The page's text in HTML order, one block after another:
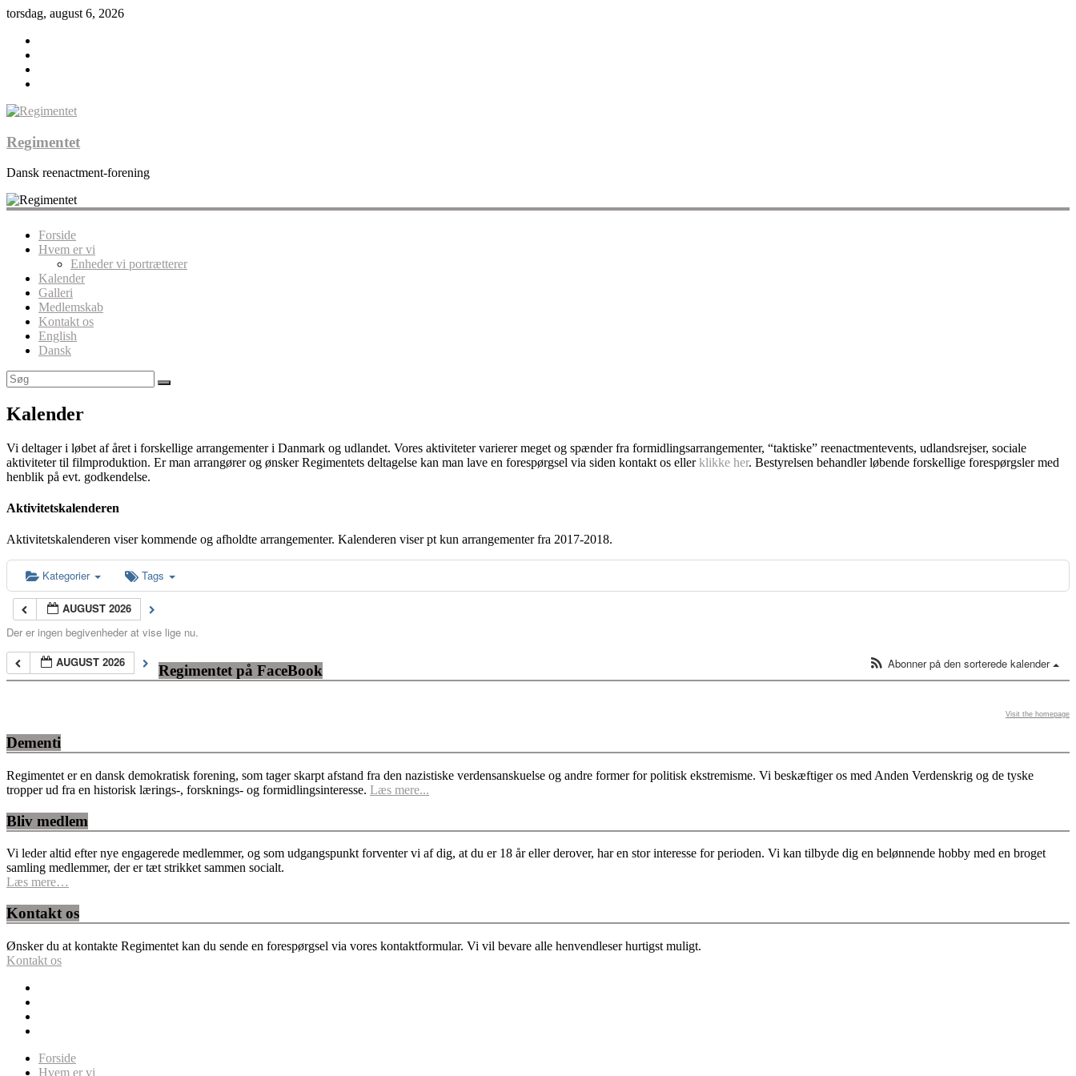
torsdag, august 6, 2026
Regimentet
Dansk reenactment-forening
Forside
Hvem er vi
Enheder vi portrætterer
Kalender
Galleri
Medlemskab
Kontakt os
English
Dansk
Kalender
Vi deltager i løbet af året i forskellige arrangementer i Danmark og udlandet. Vores aktiviteter varierer meget og spænder fra formidlingsarrangementer, “taktiske” reenactmentevents, udlandsrejser, sociale
aktiviteter til filmproduktion. Er man arrangører og ønsker Regimentets deltagelse kan man lave en forespørgsel via siden kontakt os ellerklikke her. Bestyrelsen behandler løbende forskellige forespørgsler med
henblik på evt. godkendelse.
Aktivitetskalenderen
Aktivitetskalenderen viser kommende og afholdte arrangementer. Kalenderen viser pt kun arrangementer fra 2017-2018.
Kategorier Tags
AUGUST 2026
Der er ingen begivenheder at vise lige nu.
AUGUST 2026
Abonner på den sorterede kalender
Regimentet på FaceBook
Visit the homepage
Dementi
Regimentet er en dansk demokratisk forening, som tager skarpt afstand fra den nazistiske verdensanskuelse og andre former for politisk ekstremisme. Vi beskæftiger os med Anden Verdenskrig og de tyske
tropper ud fra en historisk lærings-, forsknings- og formidlingsinteresse. Læs mere...
Bliv medlem
Vi leder altid efter nye engagerede medlemmer, og som udgangspunkt forventer vi af dig, at du er 18 år eller derover, har en stor interesse for perioden. Vi kan tilbyde dig en belønnende hobby med en broget
samling medlemmer, der er tæt strikket sammen socialt.
Læs mere…
Kontakt os
Ønsker du at kontakte Regimentet kan du sende en forespørgsel via vores kontaktformular. Vi vil bevare alle henvendleser hurtigst muligt.
Kontakt os
Forside
Hvem er vi